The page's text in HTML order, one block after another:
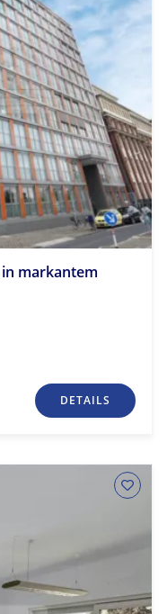
markantem
DETAILS